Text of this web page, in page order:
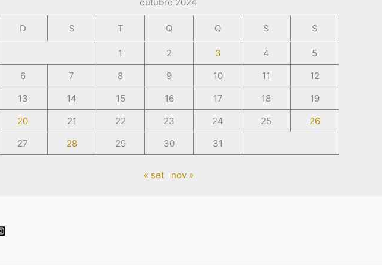
D S T Q Q S S
1 2 3 4
5
6
7 8 9 10 11
12
13
14 15 16 17 18
19
20
21 22 23 24 25
26
27
28 29 30 31
« set nov »